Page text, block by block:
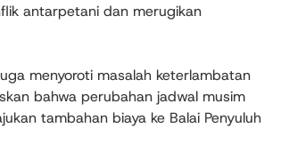
antarpetani dan merugikan
menyoroti masalah keterlambatan
bahwa perubahan jadwal musim
tambahan biaya ke Balai Penyuluh